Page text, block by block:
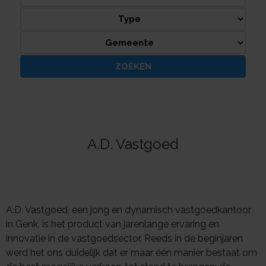
A.D. Vastgoed
A.D. Vastgoed, een jong en dynamisch vastgoedkantoor
in Genk, is het product van jarenlange ervaring en
innovatie in de vastgoedsector. Reeds in de beginjaren
werd het ons duidelijk dat er maar één manier bestaat om